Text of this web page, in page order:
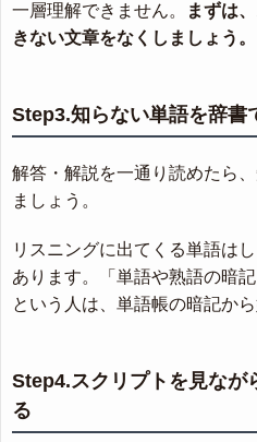
一層理解できません。
まずは
きない文章をなくしましょう。
Step3.知らない単語を辞書
解答・解説を一通り読めたら
ましょう。
リスニングに出てくる単語は
あります。「単語や熟語の暗
という人は、単語帳の暗記から
Step4.スクリプトを見なが
る